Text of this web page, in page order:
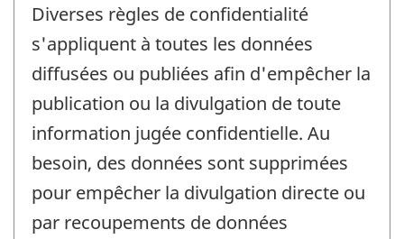
Diverses règles de confidentialité
s'appliquent à toutes les données
diffusées ou publiées afin d'empêcher la
publication ou la divulgation de toute
information jugée confidentielle. Au
besoin, des données sont supprimées
pour empêcher la divulgation directe ou
par recoupements de données